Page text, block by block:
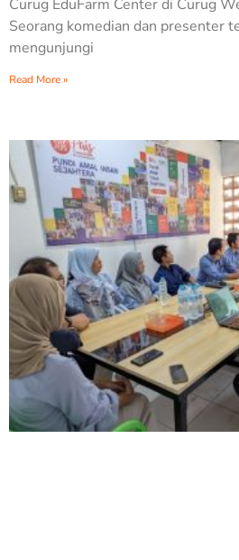
Curug EduFarm Center di Curug
Seorang komedian dan presenter
mengunjungi
Read More »